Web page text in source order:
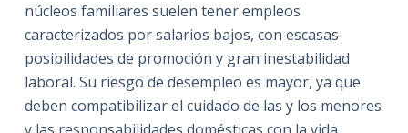
núcleos familiares suelen tener empleos
caracterizados por salarios bajos, con escasas
posibilidades de promoción y gran inestabilidad
laboral. Su riesgo de desempleo es mayor, ya que
deben compatibilizar el cuidado de las y los menores